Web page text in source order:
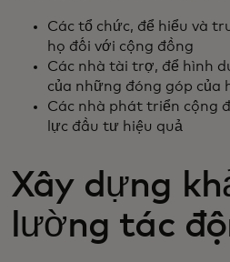
Các tổ chức, để hiểu và
họ đối với cộng đồng
Các nhà tài trợ, để hình
của những đóng góp của
Các nhà phát triển cộng
lực đầu tư hiệu quả
Xây dựng
lường tác